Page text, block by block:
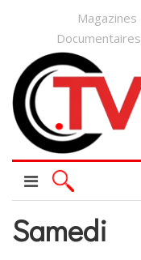
Magazines
Documentaires
Samedi